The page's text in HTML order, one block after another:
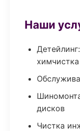
Наши
химчистка
дисков
Чистка